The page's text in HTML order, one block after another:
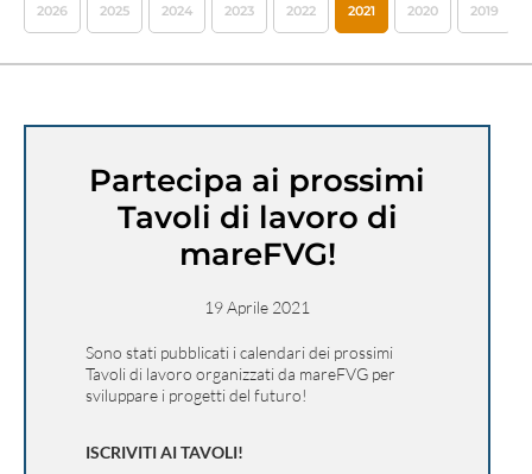
2026 2025 2024 2023 2022 2021 2020 2019
Partecipa ai prossimi
Tavoli di lavoro di
mareFVG!
19 Aprile 2021
Sono stati pubblicati i calendari dei prossimi
Tavoli di lavoro organizzati da mareFVG per
sviluppare i progetti del futuro!
ISCRIVITI AI TAVOLI!